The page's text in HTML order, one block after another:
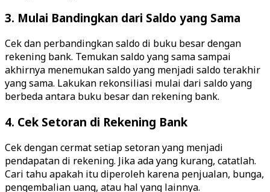
3. Mulai Bandingkan dari Saldo yang Sama
Cek dan perbandingkan saldo di buku besar dengan
rekening bank. Temukan saldo yang sama sampai
akhirnya menemukan saldo yang menjadi saldo terakhir
yang sama. Lakukan rekonsiliasi mulai dari saldo yang
berbeda antara buku besar dan rekening bank.
4. Cek Setoran di Rekening Bank
Cek dengan cermat setiap setoran yang menjadi
pendapatan di rekening. Jika ada yang kurang, catatlah.
Cari tahu apakah itu diperoleh karena penjualan, bunga,
pengembalian uang, atau hal yang lainnya.